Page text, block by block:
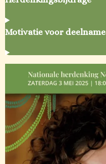
Motivatie voor deelname